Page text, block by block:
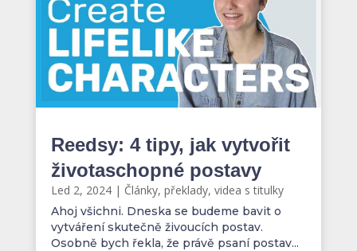
Reedsy: 4 tipy, jak vytvořit
životaschopné postavy
Led 2, 2024| Články, překlady, videa s titulky
Ahoj všichni. Dneska se budeme bavit o
vytváření skutečně živoucích postav.
Osobně bych řekla, že právě psaní postav...